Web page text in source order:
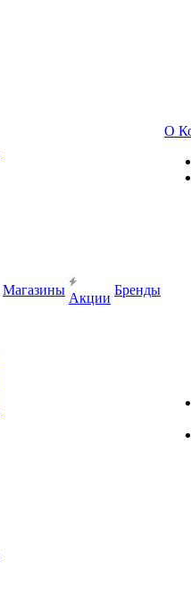
Магазины
Акции
Бренды
О